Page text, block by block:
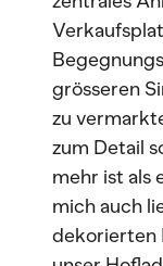
grösseren
zu
zum Detail
mehr ist als
mich auch
dekorierten